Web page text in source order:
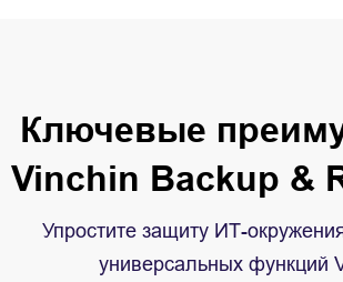
Ключевые
Vinchin Backup &
Упростите защиту ИТ-
универсальных функций